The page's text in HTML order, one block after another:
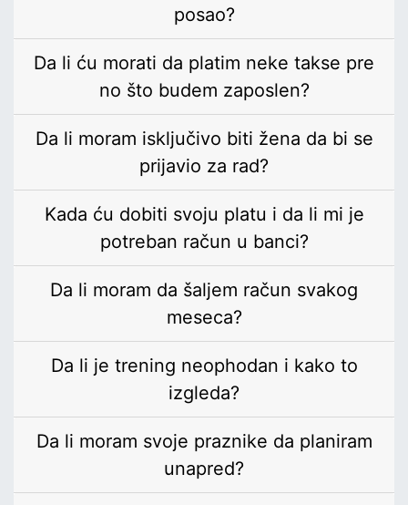
posao?
Da li ću morati da platim neke takse pre
no što budem zaposlen?
Da li moram isključivo biti žena da bi se
prijavio za rad?
Kada ću dobiti svoju platu i da li mi je
potreban račun u banci?
Da li moram da šaljem račun svakog
meseca?
Da li je trening neophodan i kako to
izgleda?
Da li moram svoje praznike da planiram
unapred?